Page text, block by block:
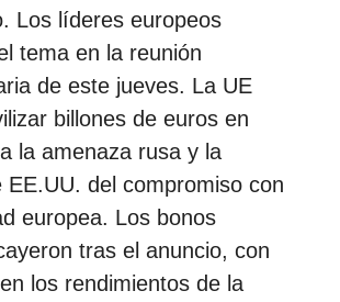
Los líderes europeos
tema en la reunión
de este jueves. La UE
billones de euros en
la amenaza rusa y la
EE.UU. del compromiso con
europea. Los bonos
tras el anuncio, con
los rendimientos de la